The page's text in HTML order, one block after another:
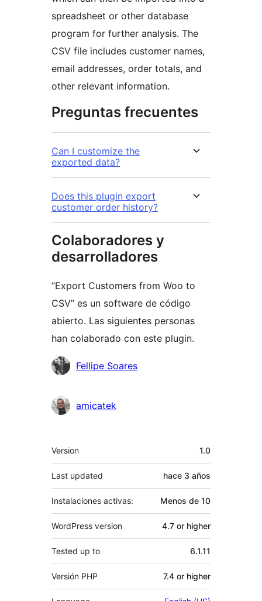
spreadsheet or other database
program for further analysis. The
CSV file includes customer names,
email addresses, order totals, and
other relevant information.
Preguntas frecuentes
Can I customize the
exported data?
Does this plugin export
customer order history?
Colaboradores y
desarrolladores
“Export Customers from Woo to
CSV” es un software de código
abierto. Las siguientes personas
han colaborado con este plugin.
Colaboradores
Fellipe Soares
amicatek
Meta
Version 1.0
Last updated hace 3 años
Instalaciones activas: Menos de 10
WordPress version 4.7 or higher
Tested up to 6.1.11
Versión PHP 7.4 or higher